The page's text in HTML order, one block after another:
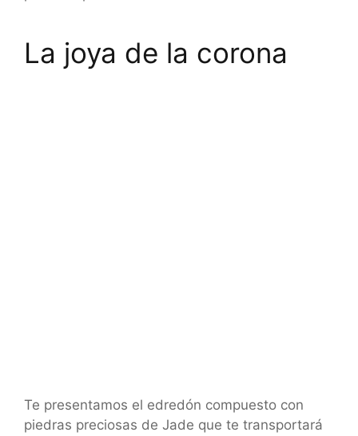
La joya de la corona
Te presentamos el edredón compuesto con
piedras preciosas de Jade que te transportará